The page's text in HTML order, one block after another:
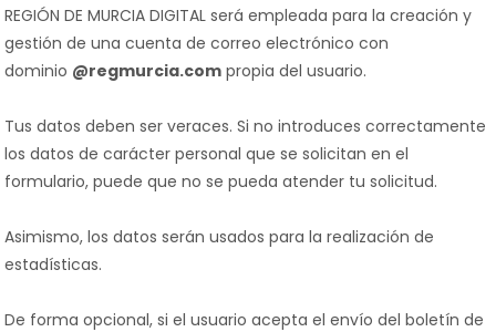
REGIÓN DE MURCIA DIGITAL será empleada para la creación y
gestión de una cuenta de correo electrónico con
dominio @regmurcia.com propia del usuario.
Tus datos deben ser veraces. Si no introduces correctamente
los datos de carácter personal que se solicitan en el
formulario, puede que no se pueda atender tu solicitud.
Asimismo, los datos serán usados para la realización de
estadísticas.
De forma opcional, si el usuario acepta el envío del boletín de